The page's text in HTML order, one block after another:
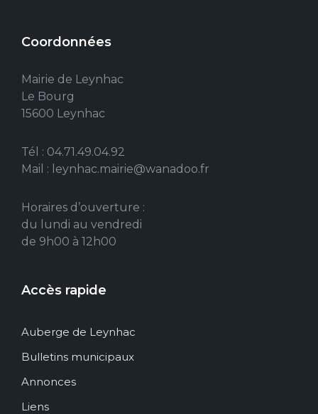
Coordonnées
Mairie de Leynhac
Le Bourg
15600 Leynhac
Tél : 04.71.49.04.92
Mail : leynhac.mairie@wanadoo.fr
Horaires d’ouverture :
du lundi au vendredi
de 9h00 à 12h00
Accès rapide
Auberge de Leynhac
Bulletins municipaux
Annonces
Liens